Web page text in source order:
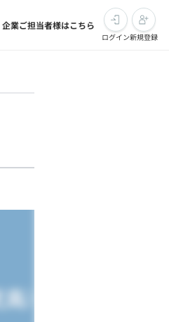
企業ご担当者様はこちら
ログイン新規登録